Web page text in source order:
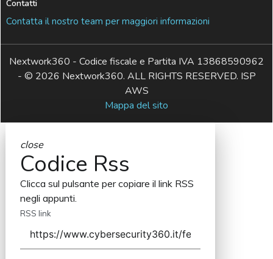
Contatti
Contatta il nostro team per maggiori informazioni
Nextwork360 - Codice fiscale e Partita IVA 13868590962
- © 2026 Nextwork360. ALL RIGHTS RESERVED. ISP
AWS
Mappa del sito
close
Codice Rss
Clicca sul pulsante per copiare il link RSS
negli appunti.
RSS link